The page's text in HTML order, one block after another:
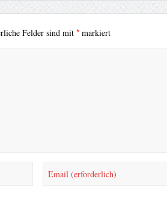
Felder sind mit *markiert